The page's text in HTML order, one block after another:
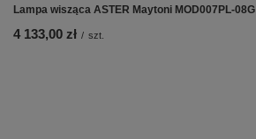
Lampa wisząca ASTER Maytoni MOD007PL-08G
4 133,00 zł / szt.